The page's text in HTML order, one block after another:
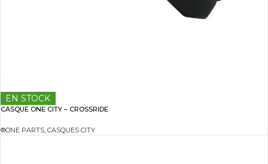
EN STOCK
CASQUE ONE CITY – CROSSRIDE
®ONE PARTS, CASQUES CITY